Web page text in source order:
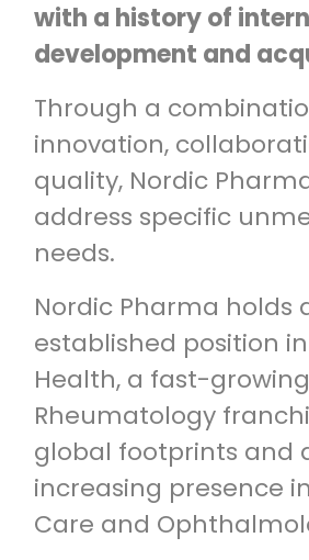
with a history of
development and
Through a
innovation,
quality, Nordic
address specific
needs.
Nordic Pharma holds
established position
Health, a fast-growing
Rheumatology
global footprints and
increasing presence
Care and